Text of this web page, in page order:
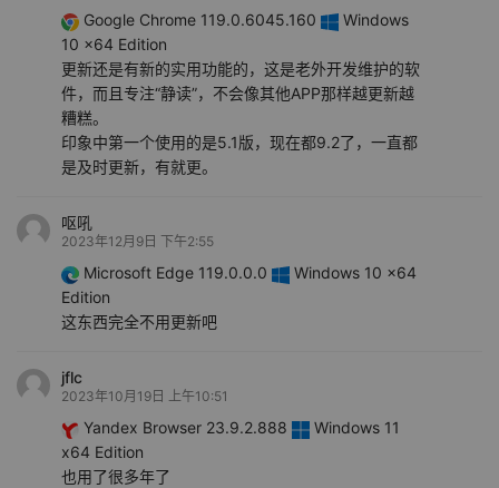
Google Chrome 119.0.6045.160
Windows
10 x64 Edition
更新还是有新的实用功能的，这是老外开发维护的软
件，而且专注“静读”，不会像其他APP那样越更新越
糟糕。
印象中第一个使用的是5.1版，现在都9.2了，一直都
是及时更新，有就更。
呕吼
2023年12月9日 下午2:55
Microsoft Edge 119.0.0.0
Windows 10 x64
Edition
这东西完全不用更新吧
jflc
2023年10月19日 上午10:51
Yandex Browser 23.9.2.888
Windows 11
x64 Edition
也用了很多年了